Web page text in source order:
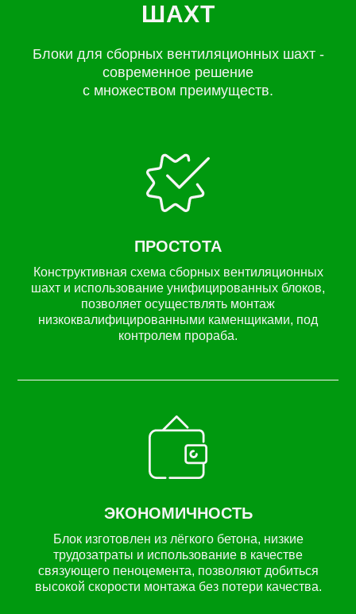
ШАХТ
Блоки для сборных вентиляционных шахт -
современное решение
с множеством преимуществ.
ПРОСТОТА
Конструктивная схема сборных вентиляционных
шахт и использование унифицированных блоков,
позволяет осуществлять монтаж
низкоквалифицированными каменщиками, под
контролем прораба.
ЭКОНОМИЧНОСТЬ
Блок изготовлен из лёгкого бетона, низкие
трудозатраты и использование в качестве
связующего пеноцемента, позволяют добиться
высокой скорости монтажа без потери качества.